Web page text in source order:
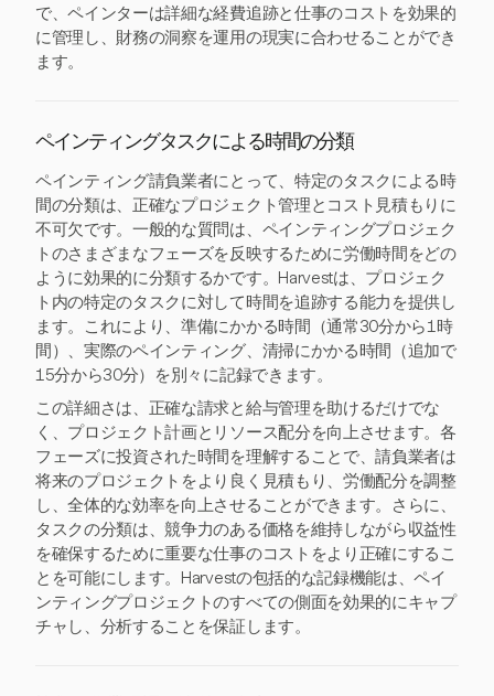
で、ペインターは詳細な経費追跡と仕事のコストを効果的
に管理し、財務の洞察を運用の現実に合わせることができ
ます。
ペインティングタスクによる時間の分類
ペインティング請負業者にとって、特定のタスクによる時
間の分類は、正確なプロジェクト管理とコスト見積もりに
不可欠です。一般的な質問は、ペインティングプロジェク
トのさまざまなフェーズを反映するために労働時間をどの
ように効果的に分類するかです。Harvestは、プロジェク
ト内の特定のタスクに対して時間を追跡する能力を提供し
ます。これにより、準備にかかる時間（通常30分から1時
間）、実際のペインティング、清掃にかかる時間（追加で
15分から30分）を別々に記録できます。
この詳細さは、正確な請求と給与管理を助けるだけでな
く、プロジェクト計画とリソース配分を向上させます。各
フェーズに投資された時間を理解することで、請負業者は
将来のプロジェクトをより良く見積もり、労働配分を調整
し、全体的な効率を向上させることができます。さらに、
タスクの分類は、競争力のある価格を維持しながら収益性
を確保するために重要な仕事のコストをより正確にするこ
とを可能にします。Harvestの包括的な記録機能は、ペイ
ンティングプロジェクトのすべての側面を効果的にキャプ
チャし、分析することを保証します。